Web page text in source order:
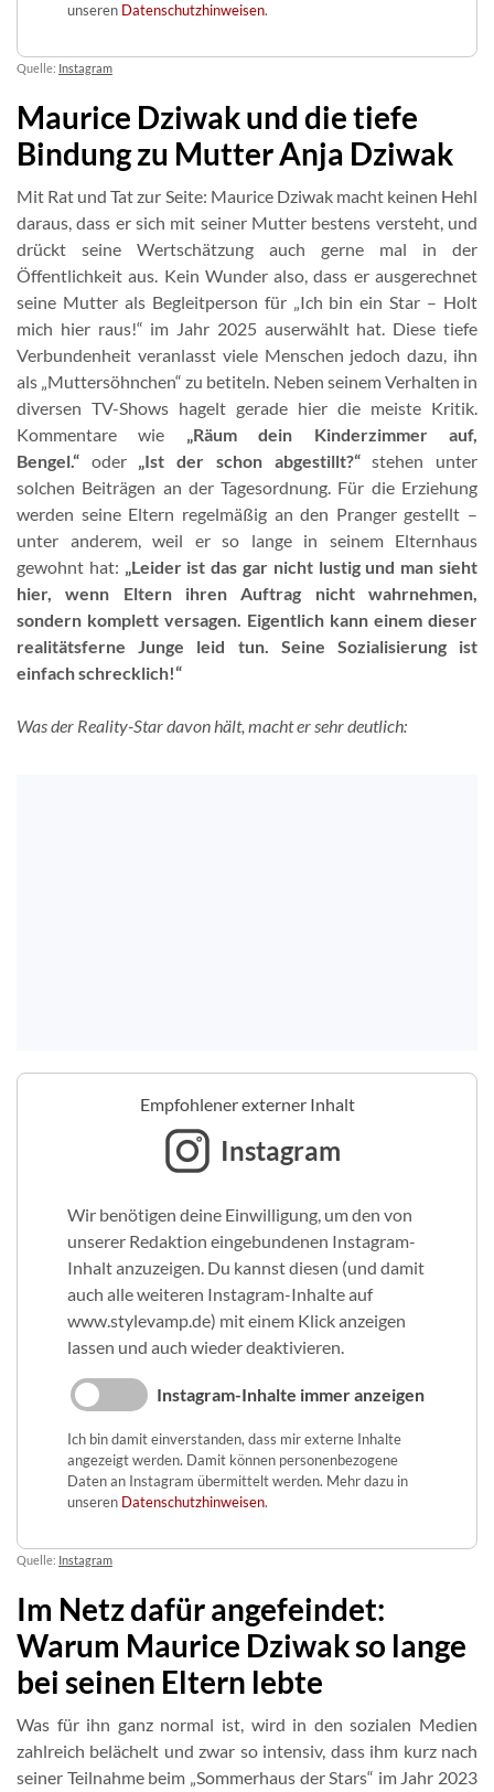
unseren Datenschutzhinweisen.
Quelle: Instagram
Maurice Dziwak und die tiefe
Bindung zu Mutter Anja Dziwak
Mit Rat und Tat zur Seite: Maurice Dziwak macht keinen Hehl
daraus, dass er sich mit seiner Mutter bestens versteht, und
drückt seine Wertschätzung auch gerne mal in der
Öffentlichkeit aus. Kein Wunder also, dass er ausgerechnet
seine Mutter als Begleitperson für „Ich bin ein Star – Holt
mich hier raus!“ im Jahr 2025 auserwählt hat. Diese tiefe
Verbundenheit veranlasst viele Menschen jedoch dazu, ihn
als „Muttersöhnchen“ zu betiteln. Neben seinem Verhalten in
diversen TV-Shows hagelt gerade hier die meiste Kritik.
Kommentare wie „Räum dein Kinderzimmer auf,
Bengel.“ oder „Ist der schon abgestillt?“stehen unter
solchen Beiträgen an der Tagesordnung. Für die Erziehung
werden seine Eltern regelmäßig an den Pranger gestellt –
unter anderem, weil er so lange in seinem Elternhaus
gewohnt hat: „Leider ist das gar nicht lustig und man sieht
hier, wenn Eltern ihren Auftrag nicht wahrnehmen,
sondern komplett versagen. Eigentlich kann einem dieser
realitätsferne Junge leid tun. Seine Sozialisierung ist
einfach schrecklich!“
Was der Reality-Star davon hält, macht er sehr deutlich:
Empfohlener externer Inhalt
Instagram
Wir benötigen deine Einwilligung, um den von
unserer Redaktion eingebundenen Instagram-
Inhalt anzuzeigen. Du kannst diesen (und damit
auch alle weiteren Instagram-Inhalte auf
www.stylevamp.de) mit einem Klick anzeigen
lassen und auch wieder deaktivieren.
Instagram-Inhalte immer anzeigen
Ich bin damit einverstanden, dass mir externe Inhalte
angezeigt werden. Damit können personenbezogene
Daten an Instagram übermittelt werden. Mehr dazu in
unseren Datenschutzhinweisen.
Quelle: Instagram
Im Netz dafür angefeindet:
Warum Maurice Dziwak so lange
bei seinen Eltern lebte
Was für ihn ganz normal ist, wird in den sozialen Medien
zahlreich belächelt und zwar so intensiv, dass ihm kurz nach
seiner Teilnahme beim „Sommerhaus der Stars“ im Jahr 2023